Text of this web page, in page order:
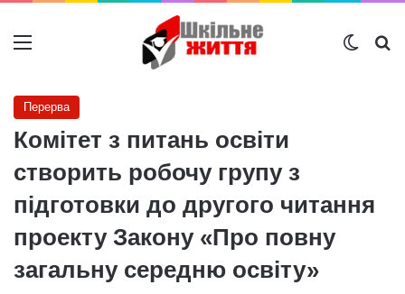
Меню
Перерва
Комітет з питань освіти
створить робочу групу з
підготовки до другого читання
проекту Закону «Про повну
загальну середню освіту»